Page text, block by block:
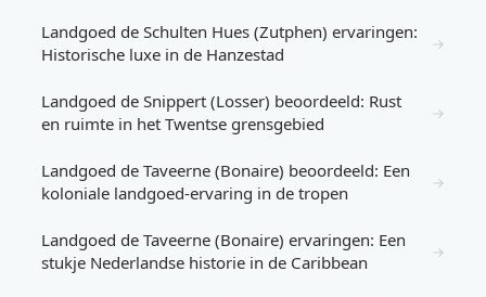
Landgoed de Schulten Hues (Zutphen) ervaringen:
Historische luxe in de Hanzestad
→
Landgoed de Snippert (Losser) beoordeeld: Rust
en ruimte in het Twentse grensgebied
→
Landgoed de Taveerne (Bonaire) beoordeeld: Een
koloniale landgoed-ervaring in de tropen
→
Landgoed de Taveerne (Bonaire) ervaringen: Een
stukje Nederlandse historie in de Caribbean
→